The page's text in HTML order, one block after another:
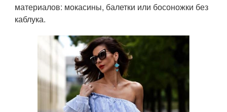
материалов: мокасины, балетки или босоножки без
каблука.